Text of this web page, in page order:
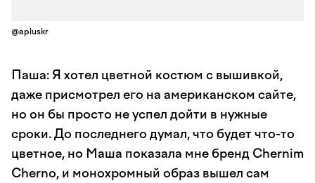
@apluskr
Паша: Я хотел цветной костюм с вышивкой,
даже присмотрел его на американском сайте,
но он бы просто не успел дойти в нужные
сроки. До последнего думал, что будет что-то
цветное, но Маша показала мне бренд Chernim
Cherno, и монохромный образ вышел сам